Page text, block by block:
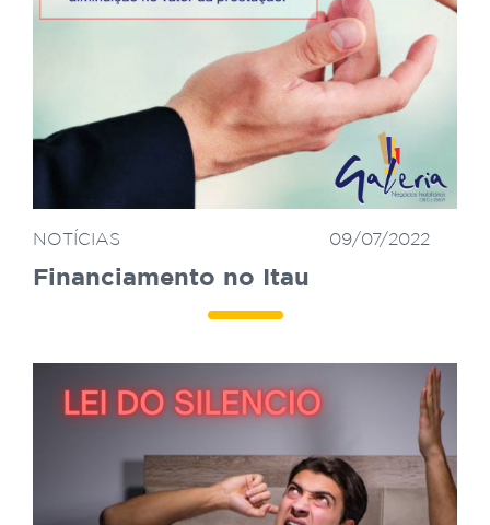
09/07/2022
NOTÍCIAS
Financiamento no Itau